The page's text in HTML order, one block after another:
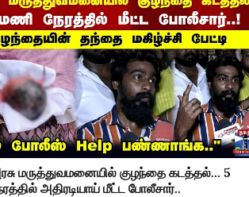
மருத்துவமனையில் குழந்தை கடத்தல்... 5
அதிரடியாய் மீட்ட போலீசார்..